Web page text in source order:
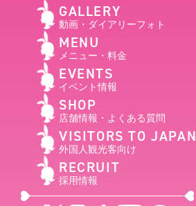
GALLERY
動画・ダイアリーフォト
MENU
メニュー・料金
EVENTS
イベント情報
SHOP
店舗情報・よくある質問
VISITORS TO JAPAN
外国人観光客向け
RECRUIT
採用情報